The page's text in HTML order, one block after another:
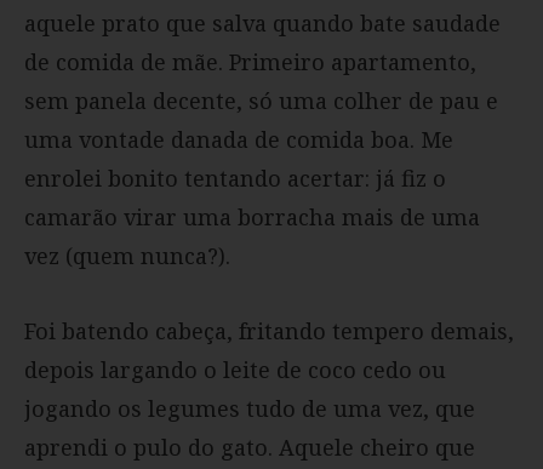
aquele prato que salva quando bate saudade
de comida de mãe. Primeiro apartamento,
sem panela decente, só uma colher de pau e
uma vontade danada de comida boa. Me
enrolei bonito tentando acertar: já fiz o
camarão virar uma borracha mais de uma
vez (quem nunca?).
Foi batendo cabeça, fritando tempero demais,
depois largando o leite de coco cedo ou
jogando os legumes tudo de uma vez, que
aprendi o pulo do gato. Aquele cheiro que